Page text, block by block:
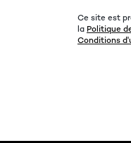
Ce site est
la Politique
Conditions